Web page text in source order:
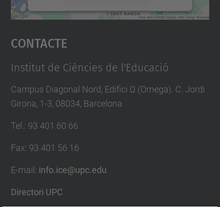
Accepta
powered by
Contacte
Institut de Ciències de l'Educació
Campus Diagonal Nord, Edifici Ω (Omega). C. Jordi
Girona, 1-3, 08034, Barcelona
Tel. : 93 401 60 66
Fax: 93 401 56 16
E-mail: info.ice@upc.edu
Directori UPC